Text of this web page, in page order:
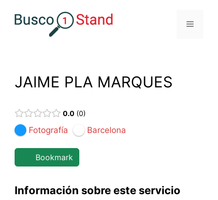
Menú
JAIME PLA MARQUES
0.0 0
Fotografía Barcelona
Bookmark
Información sobre este servicio